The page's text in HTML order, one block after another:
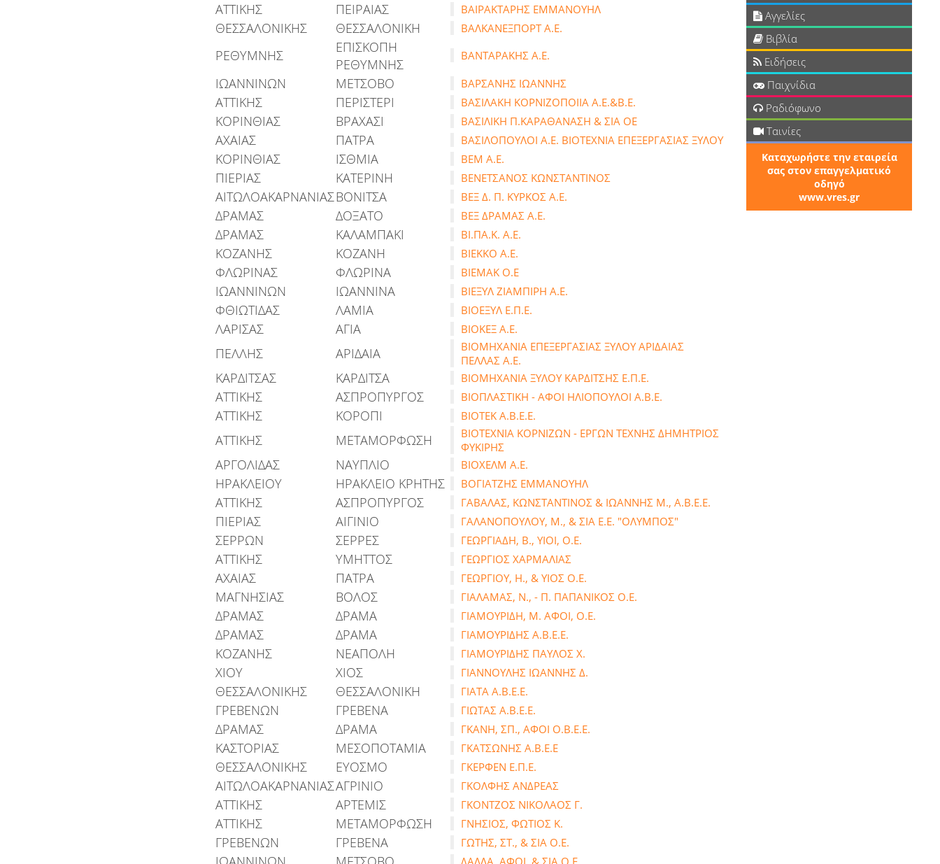
ΑΤΤΙΚΗΣ ΠΕΙΡΑΙΑΣ ΒΑΙΡΑΚΤΑΡΗΣ ΕΜΜΑΝΟΥΗΛ
ΘΕΣΣΑΛΟΝΙΚΗΣ ΘΕΣΣΑΛΟΝΙΚΗ ΒΑΛΚΑΝΕΞΠΟΡΤ Α.Ε.
ΡΕΘΥΜΝΗΣ
ΕΠΙΣΚΟΠΗ
ΡΕΘΥΜΝΗΣ
ΒΑΝΤΑΡΑΚΗΣ Α.Ε.
ΙΩΑΝΝΙΝΩΝ ΜΕΤΣΟΒΟ ΒΑΡΣΑΝΗΣ ΙΩΑΝΝΗΣ
ΑΤΤΙΚΗΣ ΠΕΡΙΣΤΕΡΙ ΒΑΣΙΛΑΚΗ ΚΟΡΝΙΖΟΠΟΙΙΑ Α.Ε.&Β.Ε.
ΚΟΡΙΝΘΙΑΣ ΒΡΑΧΑΣΙ ΒΑΣΙΛΙΚΗ Π.ΚΑΡΑΘΑΝΑΣΗ & ΣΙΑ ΟΕ
ΑΧΑΙΑΣ ΠΑΤΡΑ ΒΑΣΙΛΟΠΟΥΛΟΙ Α.Ε. ΒΙΟΤΕΧΝΙΑ ΕΠΕΞΕΡΓΑΣΙΑΣ ΞΥΛΟΥ
ΚΟΡΙΝΘΙΑΣ ΙΣΘΜΙΑ ΒΕΜ Α.Ε.
ΠΙΕΡΙΑΣ ΚΑΤΕΡΙΝΗ ΒΕΝΕΤΣΑΝΟΣ ΚΩΝΣΤΑΝΤΙΝΟΣ
ΑΙΤΩΛΟΑΚΑΡΝΑΝΙΑΣΒΟΝΙΤΣΑ ΒΕΞ Δ. Π. ΚΥΡΚΟΣ Α.Ε.
ΔΡΑΜΑΣ ΔΟΞΑΤΟ ΒΕΞ ΔΡΑΜΑΣ Α.Ε.
ΔΡΑΜΑΣ ΚΑΛΑΜΠΑΚΙ ΒΙ.ΠΑ.Κ. Α.Ε.
ΚΟΖΑΝΗΣ ΚΟΖΑΝΗ ΒΙΕΚΚΟ Α.Ε.
ΦΛΩΡΙΝΑΣ ΦΛΩΡΙΝΑ ΒΙΕΜΑΚ Ο.Ε
ΙΩΑΝΝΙΝΩΝ ΙΩΑΝΝΙΝΑ ΒΙΕΞΥΛ ΖΙΑΜΠΙΡΗ Α.Ε.
ΦΘΙΩΤΙΔΑΣ ΛΑΜΙΑ ΒΙΟΕΞΥΛ Ε.Π.Ε.
ΛΑΡΙΣΑΣ ΑΓΙΑ ΒΙΟΚΕΞ Α.Ε.
ΠΕΛΛΗΣ ΑΡΙΔΑΙΑ
ΒΙΟΜΗΧΑΝΙΑ ΕΠΕΞΕΡΓΑΣΙΑΣ ΞΥΛΟΥ ΑΡΙΔΑΙΑΣ
ΠΕΛΛΑΣ Α.Ε.
ΚΑΡΔΙΤΣΑΣ ΚΑΡΔΙΤΣΑ ΒΙΟΜΗΧΑΝΙΑ ΞΥΛΟΥ ΚΑΡΔΙΤΣΗΣ Ε.Π.Ε.
ΑΤΤΙΚΗΣ ΑΣΠΡΟΠΥΡΓΟΣ ΒΙΟΠΛΑΣΤΙΚΗ - ΑΦΟΙ ΗΛΙΟΠΟΥΛΟΙ Α.Β.Ε.
ΑΤΤΙΚΗΣ ΚΟΡΟΠΙ ΒΙΟΤΕΚ Α.Β.Ε.Ε.
ΑΤΤΙΚΗΣ ΜΕΤΑΜΟΡΦΩΣΗ
ΒΙΟΤΕΧΝΙΑ ΚΟΡΝΙΖΩΝ - ΕΡΓΩΝ ΤΕΧΝΗΣ ΔΗΜΗΤΡΙΟΣ
ΦΥΚΙΡΗΣ
ΑΡΓΟΛΙΔΑΣ ΝΑΥΠΛΙΟ ΒΙΟΧΕΛΜ Α.Ε.
ΗΡΑΚΛΕΙΟΥ ΗΡΑΚΛΕΙΟ ΚΡΗΤΗΣ ΒΟΓΙΑΤΖΗΣ ΕΜΜΑΝΟΥΗΛ
ΑΤΤΙΚΗΣ ΑΣΠΡΟΠΥΡΓΟΣ ΓΑΒΑΛΑΣ, ΚΩΝΣΤΑΝΤΙΝΟΣ & ΙΩΑΝΝΗΣ Μ., Α.Β.Ε.Ε.
ΠΙΕΡΙΑΣ ΑΙΓΙΝΙΟ ΓΑΛΑΝΟΠΟΥΛΟΥ, Μ., & ΣΙΑ Ε.Ε. "ΟΛΥΜΠΟΣ"
ΣΕΡΡΩΝ ΣΕΡΡΕΣ ΓΕΩΡΓΙΑΔΗ, Β., ΥΙΟΙ, Ο.Ε.
ΑΤΤΙΚΗΣ ΥΜΗΤΤΟΣ ΓΕΩΡΓΙΟΣ ΧΑΡΜΑΛΙΑΣ
ΑΧΑΙΑΣ ΠΑΤΡΑ ΓΕΩΡΓΙΟΥ, Η., & ΥΙΟΣ Ο.Ε.
ΜΑΓΝΗΣΙΑΣ ΒΟΛΟΣ ΓΙΑΛΑΜΑΣ, Ν., - Π. ΠΑΠΑΝΙΚΟΣ Ο.Ε.
ΔΡΑΜΑΣ ΔΡΑΜΑ ΓΙΑΜΟΥΡΙΔΗ, Μ. ΑΦΟΙ, Ο.Ε.
ΔΡΑΜΑΣ ΔΡΑΜΑ ΓΙΑΜΟΥΡΙΔΗΣ Α.Β.Ε.Ε.
ΚΟΖΑΝΗΣ ΝΕΑΠΟΛΗ ΓΙΑΜΟΥΡΙΔΗΣ ΠΑΥΛΟΣ Χ.
ΧΙΟΥ ΧΙΟΣ ΓΙΑΝΝΟΥΛΗΣ ΙΩΑΝΝΗΣ Δ.
ΘΕΣΣΑΛΟΝΙΚΗΣ ΘΕΣΣΑΛΟΝΙΚΗ ΓΙΑΤΑ Α.Β.Ε.Ε.
ΓΡΕΒΕΝΩΝ ΓΡΕΒΕΝΑ ΓΙΩΤΑΣ Α.Β.Ε.Ε.
ΔΡΑΜΑΣ ΔΡΑΜΑ ΓΚΑΝΗ, ΣΠ., ΑΦΟΙ Ο.Β.Ε.Ε.
ΚΑΣΤΟΡΙΑΣ ΜΕΣΟΠΟΤΑΜΙΑ ΓΚΑΤΣΩΝΗΣ Α.Β.Ε.Ε
ΘΕΣΣΑΛΟΝΙΚΗΣ ΕΥΟΣΜΟ ΓΚΕΡΦΕΝ Ε.Π.Ε.
ΑΙΤΩΛΟΑΚΑΡΝΑΝΙΑΣΑΓΡΙΝΙΟ ΓΚΟΛΦΗΣ ΑΝΔΡΕΑΣ
ΑΤΤΙΚΗΣ ΑΡΤΕΜΙΣ ΓΚΟΝΤΖΟΣ ΝΙΚΟΛΑΟΣ Γ.
ΑΤΤΙΚΗΣ ΜΕΤΑΜΟΡΦΩΣΗ ΓΝΗΣΙΟΣ, ΦΩΤΙΟΣ Κ.
ΓΡΕΒΕΝΩΝ ΓΡΕΒΕΝΑ ΓΩΤΗΣ, ΣΤ., & ΣΙΑ Ο.Ε.
ΔΑΛΛΑ, ΑΦΟΙ, & ΣΙΑ Ο.Ε.
Αγγελίες
Βιβλία
Ειδήσεις
Παιχνίδια
Ραδιόφωνο
Ταινίες
Καταχωρήστε την εταιρεία
σας στον επαγγελματικό
οδηγό
www.vres.gr